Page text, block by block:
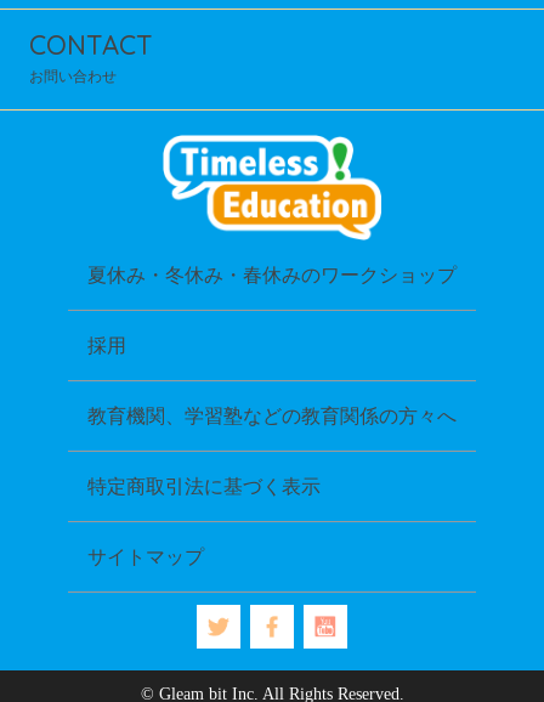
CONTACT
お問い合わせ
夏休み・冬休み・春休みのワークショップ
採用
教育機関、学習塾などの教育関係の方々へ
特定商取引法に基づく表示
サイトマップ
© Gleam bit Inc. All Rights Reserved.